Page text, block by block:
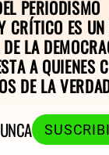
PERIODISMO
CRÍTICO ES
LA
A QUIENES
DE LA